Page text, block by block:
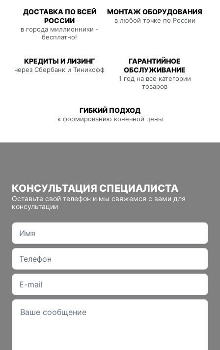
ДОСТАВКА ПО ВСЕЙ
РОССИИ
в города миллионники -
бесплатно!
МОНТАЖ ОБОРУДОВАНИЯ
в любой точке по России
КРЕДИТЫ И ЛИЗИНГ
через Сбербанк и Тиникофф
ГАРАНТИЙНОЕ
ОБСЛУЖИВАНИЕ
1 год на все категории
товаров
ГИБКИЙ ПОДХОД
к формированию конечной цены
КОНСУЛЬТАЦИЯ СПЕЦИАЛИСТА
Оставьте свой телефон и мы свяжемся с вами для
консультации